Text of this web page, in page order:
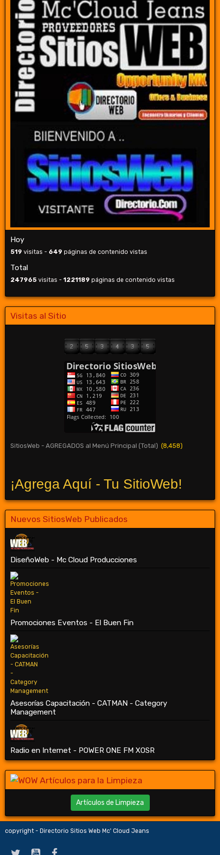
Hoy
519 visitas - 649 páginas de contenido vistas
Total
247965 visitas - 1221189 páginas de contenido vistas
Visitas al Sitio
SitiosWeb - AGREGADOS al Menú Principal (Total) (8,458)
¡Agrega Aquí - Tu SitioWeb!
Nuevos SitiosWeb Publicados
DiseñoWeb - Mc Cloud Producciones
Promociones Eventos - El Buen Fin
Asesorías Capacitación - CATMAN - Category
Management
Radio en Internet - POWER ONE FM XOSR
Artículos de Limpieza
copyright - Directorio Sitios Web Mc' Cloud Jeans